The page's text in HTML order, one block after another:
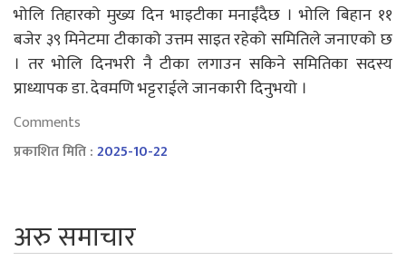
भोलि तिहारको मुख्य दिन भाइटीका मनाईंदैछ । भोलि बिहान ११
बजेर ३९ मिनेटमा टीकाको उत्तम साइत रहेको समितिले जनाएको छ
। तर भोलि दिनभरी नै टीका लगाउन सकिने समितिका सदस्य
प्राध्यापक डा. देवमणि भट्टराईले जानकारी दिनुभयो ।
Comments
प्रकाशित मिति :2025-10-22
अरु समाचार